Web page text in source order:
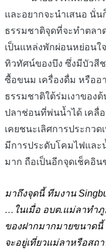
และอยากจะนำเสนอ นั่
ธรรมชาติจุดที่จะทำตลา
เป็นแหล่งพักผ่อนหย่อนใ
ทิวทัศน์ของบึง ซึ่งมีบัวสี
ซื้อขนม เครื่องดื่ม หรืออ
ธรรมชาติใต้ร่มเงาของ
ปลาช่อนที่พ่นน้ำได้ เคลื่อ
เคยชนะเลิศการประกว
มีการประดับโคมไฟและ
มาก ถือเป็นอีกจุดเช็คอิน
มาถึงจุดนี้ ทีมงาน
…ในเมื่อ อบต.แม่ลาทำ
ของฝากมากมายขนาดนี้
จะอยู่เที่ยวแม่ลาหรือสถ